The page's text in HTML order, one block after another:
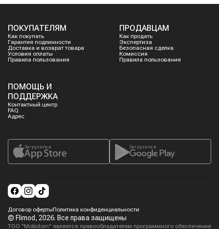
ПОКУПАТЕЛЯМ
Как покупать
Гарантия подлинности
Доставка и возврат товара
Условия оплаты
Правила пользования
ПРОДАВЦАМ
Как продать
Экспертиза
Безопасная сделка
Комиссия
Правила пользования
ПОМОЩЬ И
ПОДДЕРЖКА
Контактный центр
FAQ
Адрес
Загрузите в Загрузите в
Договор офертыПолитика конфиденциальности
© Flimod, 2026. Все права защищены
ТОО "Mobidom" является правообладателем программного обеспечения